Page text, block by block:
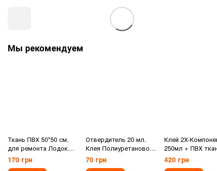
Мы рекомендуем
Ткань ПВХ 50*50 см.
для ремонта Лодок
ПВХ
170 грн
Отвердитель 20 мл.
Клея Полиуретанового
для Лодок ПВХ
70 грн
Клей 2Х-
250мл + ПВХ
50*50 см.
набор для лодок
420 грн